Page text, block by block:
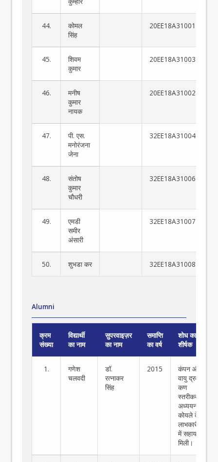
44.
कोमल
सिंह
20EE18A31001
45.
शिवम
कुमार
20EE18A31003
46.
मनीष
कुमार
नायक
20EE18A31002
47.
पी. एस.
मनोरंजना
जेना
32EE18A31004
48.
संतोष
कुमार
चौधरी
32EE18A31006
49.
एमडी
समीर
अंसारी
32EE18A31007
50. शुभडा कर 32EE18A31008
Alumni
क्रम
संख्या
विद्यार्थी
का नाम
सुपरवाइज़र
का नाम
समाप्ति
का वर्ष
शोध का
शीर्षक
1.
गणेश
चलवदी
डॉ.
रत्नाकर
सिंह
2015
कंपन और
वायु द्रवण में
कण
स्तरीकरण के
अध्ययन से
कोयले के
लाभकारीकरण
में सहायता
मिली।